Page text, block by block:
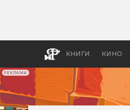
РЕКЛАМА
КНИГИ КИНО